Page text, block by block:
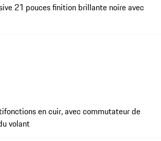
21 pouces finition brillante noire avec
en cuir, avec commutateur de
volant